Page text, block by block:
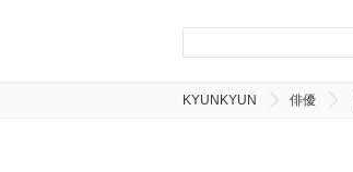
KYUNKYUN 俳優